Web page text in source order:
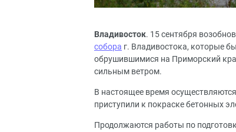
Владивосток. 15 сентября
собора г. Владивостока, которые
обрушившимися на Приморский
сильным ветром.
В настоящее время
приступили к покраске бетонных
Продолжаются работы по